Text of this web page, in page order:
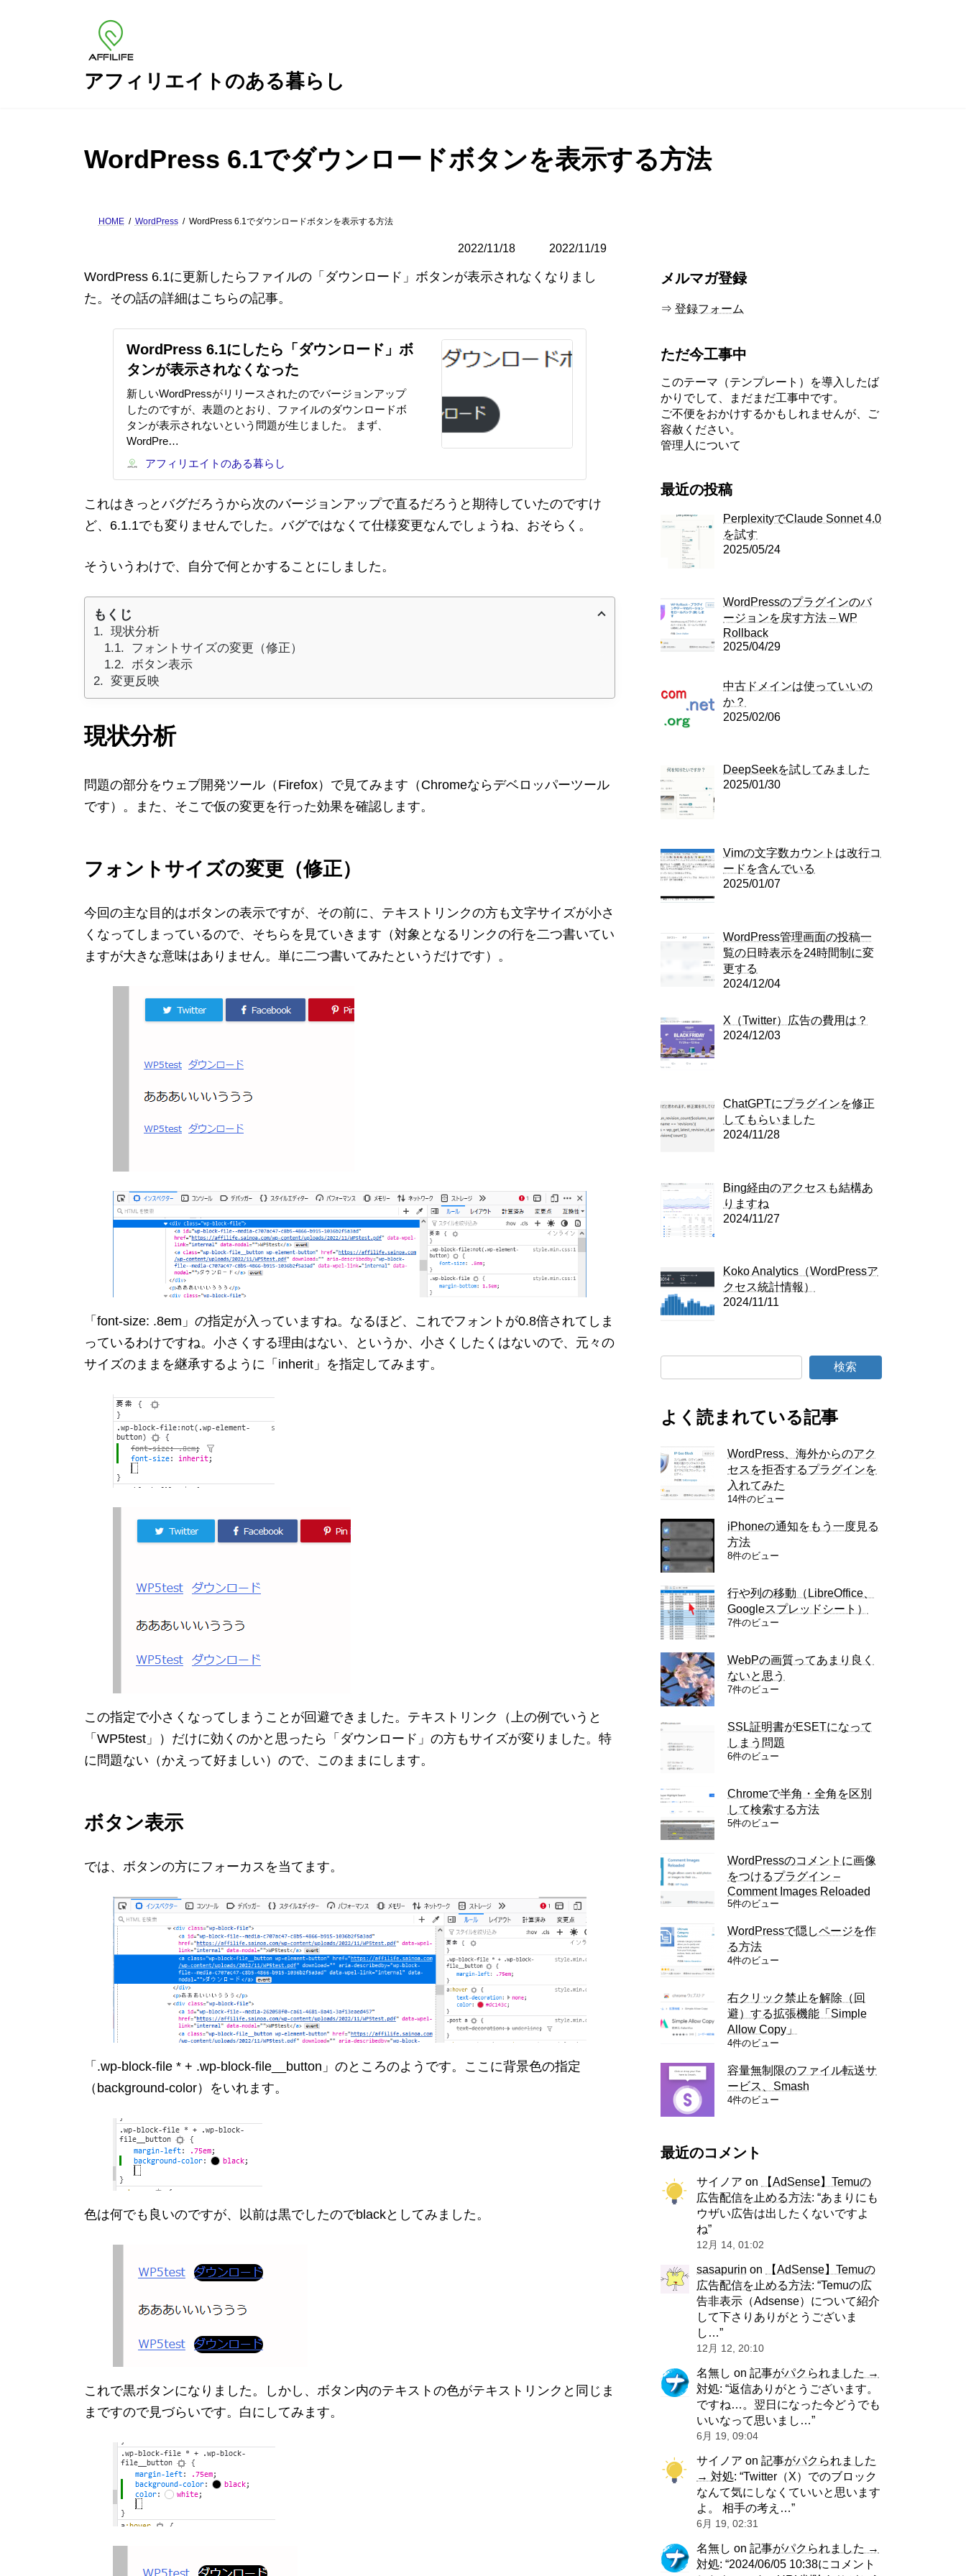
アフィリエイトのある暮らし
WordPress 6.1でダウンロードボタンを表示する方法
HOME WordPress WordPress 6.1でダウンロードボタンを表示する方法
2022/11/18
最
更
:
2022/11/19
WordPress 6.1に更新したらファイルの「ダウンロード」ボタンが表示されなくなりまし
た。その話の詳細はこちらの記事。
WordPress 6.1にしたら「ダウンロード」ボ
タンが表示されなくなった
新しいWordPressがリリースされたのでバージョンアップ
したのですが、表題のとおり、ファイルのダウンロードボ
タンが表示されないという問題が生じました。 まず、
WordPre…
アフィリエイトのある暮らし
これはきっとバグだろうから次のバージョンアップで直るだろうと期待していたのですけ
ど、6.1.1でも変りませんでした。バグではなくて仕様変更なんでしょうね、おそらく。
そういうわけで、自分で何とかすることにしました。
もくじ
現状分析
フォントサイズの変更（修正）
ボタン表示
変更反映
現状分析
問題の部分をウェブ開発ツール（Firefox）で見てみます（Chromeならデベロッパーツール
です）。また、そこで仮の変更を行った効果を確認します。
フォントサイズの変更（修正）
今回の主な目的はボタンの表示ですが、その前に、テキストリンクの方も文字サイズが小さ
くなってしまっているので、そちらを見ていきます（対象となるリンクの行を二つ書いてい
ますが大きな意味はありません。単に二つ書いてみたというだけです）。
「font-size: .8em」の指定が入っていますね。なるほど、これでフォントが0.8倍されてしま
っているわけですね。小さくする理由はない、というか、小さくしたくはないので、元々の
サイズのままを継承するように「inherit」を指定してみます。
この指定で小さくなってしまうことが回避できました。テキストリンク（上の例でいうと
「WP5test」）だけに効くのかと思ったら「ダウンロード」の方もサイズが変りました。特
に問題ない（かえって好ましい）ので、このままにします。
ボタン表示
では、ボタンの方にフォーカスを当てます。
「.wp-block-file * + .wp-block-file__button」のところのようです。ここに背景色の指定
（background-color）をいれます。
色は何でも良いのですが、以前は黒でしたのでblackとしてみました。
これで黒ボタンになりました。しかし、ボタン内のテキストの色がテキストリンクと同じま
まですので見づらいです。白にしてみます。
メルマガ登録
⇒登録フォーム
ただ今工事中
このテーマ（テンプレート）を導入したば
かりでして、まだまだ工事中です。
ご不便をおかけするかもしれませんが、ご
容赦ください。
管理人について
最近の投稿
PerplexityでClaude Sonnet 4.0
を試す
2025/05/24
WordPressのプラグインのバ
ージョンを戻す方法 – WP
Rollback
2025/04/29
中古ドメインは使っていいの
か？
2025/02/06
DeepSeekを試してみました
2025/01/30
Vimの文字数カウントは改行コ
ードを含んでいる
2025/01/07
WordPress管理画面の投稿一
覧の日時表示を24時間制に変
更する
2024/12/04
X（Twitter）広告の費用は？
2024/12/03
ChatGPTにプラグインを修正
してもらいました
2024/11/28
Bing経由のアクセスも結構あ
りますね
2024/11/27
Koko Analytics（WordPressア
クセス統計情報）
2024/11/11
検索
よく読まれている記事
WordPress、海外からのアク
セスを拒否するプラグインを
入れてみた
14件のビュー
iPhoneの通知をもう一度見る
方法
8件のビュー
行や列の移動（LibreOffice、
Googleスプレッドシート）
7件のビュー
WebPの画質ってあまり良く
ないと思う
7件のビュー
SSL証明書がESETになって
しまう問題
6件のビュー
Chromeで半角・全角を区別
して検索する方法
5件のビュー
WordPressのコメントに画像
をつけるプラグイン –
Comment Images Reloaded
5件のビュー
WordPressで隠しページを作
る方法
4件のビュー
右クリック禁止を解除（回
避）する拡張機能「Simple
Allow Copy」
4件のビュー
容量無制限のファイル転送サ
ービス、Smash
4件のビュー
最近のコメント
サイノア on
【AdSense】Temuの
広告配信を止める方法: “あまりにも
ウザい広告は出したくないですよ
ね”
12月 14, 01:02
sasapurin on
【AdSense】Temuの
広告配信を止める方法: “Temuの広
告非表示（Adsense）について紹介
して下さりありがとうございま
し…”
12月 12, 20:10
名無し on記事がパクられました →
対処: “返信ありがとうございます。
ですね…。翌日になった今どうでも
いいなって思いまし…”
6月 19, 09:04
サイノア on記事がパクられました
→ 対処: “Twitter（X）でのブロック
なんて気にしなくていいと思います
よ。 相手の考え…”
6月 19, 02:31
名無し on記事がパクられました →
対処: “2024/06/05 10:38にコメント